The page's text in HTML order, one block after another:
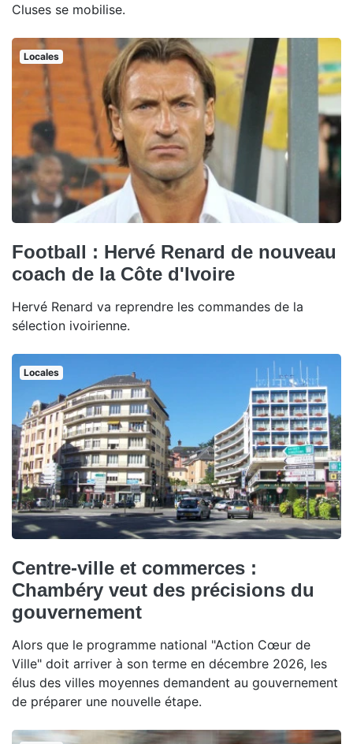
Cluses se mobilise.
Locales
Football : Hervé Renard de nouveau
coach de la Côte d'Ivoire
Hervé Renard va reprendre les commandes de la
sélection ivoirienne.
Locales
Centre-ville et commerces :
Chambéry veut des précisions du
gouvernement
Alors que le programme national "Action Cœur de
Ville" doit arriver à son terme en décembre 2026, les
élus des villes moyennes demandent au gouvernement
de préparer une nouvelle étape.